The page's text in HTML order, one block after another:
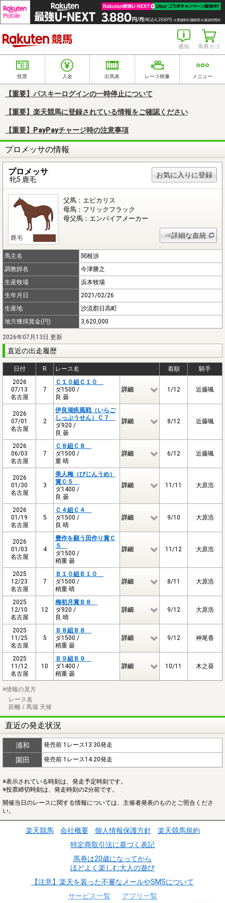
馬券カゴ
通知
投票 入金 出馬表 レース映像 メニュー
【重要】パスキーログインの一時停止について
【重要】楽天競馬に登録されている情報をご確認ください
【重要】PayPayチャージ時の注意事項
プロメッサの情報
プロメッサ
牝5 鹿毛
お気に入りに登録
父馬：エピカリス
母馬：フリックフラック
母父馬：エンパイアメーカー
⇒詳細な血統
馬主名
関根渉
調教師名
今津勝之
生産牧場
浜本牧場
生年月日
2021/02/26
生産地
沙流郡日高町
地方獲得賞金(円)
3,620,000
2026年07月13日 更新
直近の出走履歴
日付 R レース名 着順
騎手
2026
07/13
名古屋
7
Ｃ１０組Ｃ１０
ダ1500 /
良 曇
詳細 1/12 近藤颯
2026
07/01
名古屋
2
伊良湖疾風戦（いらご
しっぷうせん）Ｃ７
ダ920 /
良 曇
詳細 8/12 近藤颯
2026
06/03
名古屋
7
Ｃ８組Ｃ８
ダ1500 /
重 晴
詳細 6/12 近藤颯
2026
01/30
名古屋
3
美人梅（びじんうめ）
賞Ｃ５
ダ1400 /
良 曇
詳細 11/11 大原浩
2026
01/19
名古屋
5
Ｃ４組Ｃ４
ダ1500 /
良 晴
詳細 9/10 大原浩
2026
01/03
名古屋
4
豊作を願う田作り賞Ｃ
５
ダ1500 /
稍重 曇
詳細 11/12 大原浩
2025
12/23
名古屋
7
Ｂ１０組Ｂ１０
ダ1500 /
稍重 晴
詳細 8/11 大原浩
2025
12/10
名古屋
12
梅初月賞Ｂ８
ダ920 /
良 晴
詳細 9/12 大原浩
2025
11/25
名古屋
5
Ｂ８組Ｂ８
ダ1500 /
稍重 曇
詳細 9/12 神尾香
2025
11/12
名古屋
10
Ｂ９組Ｂ９
ダ1400 /
稍重 曇
詳細 10/11 木之葵
※情報の見方
レース名
距離 / 馬場 天候
直近の発走状況
浦和 発売前 1レース13:30発走
園田 発売前 1レース14:20発走
※表示されている時刻は、発走予定時刻です。
※投票締切時刻は、発走時刻の2分前です。
開催当日のレースに関する情報については、主催者発表のものとご照合くださ
い。
楽天競馬 会社概要 個人情報保護方針
楽天競馬規約
特定商取引法に基づく表記
馬券は20歳になってから
ほどよく楽しむ大人の遊び
【注意】楽天を装った不審なメールやSMSについて
サービス一覧
アプリ一覧